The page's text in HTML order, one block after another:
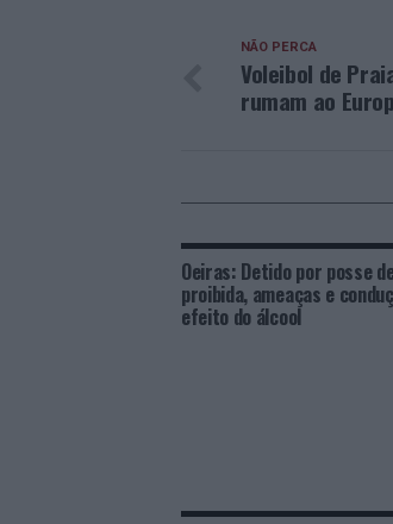
NÃO PERCA
Voleibol de
rumam ao
Oeiras: Detido por posse
proibida, ameaças e
efeito do álcool